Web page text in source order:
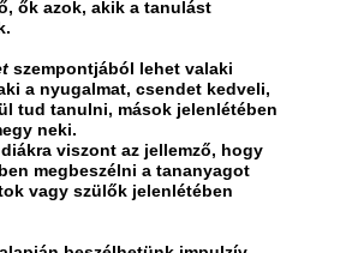
ők azok, akik a tanulást
szempontjából lehet valaki
a nyugalmat, csendet kedve­li,
tud tanulni, mások jelen­létében
neki.
viszont az jellemző, hogy
megbeszélni a tananyagot
vagy szülők jelenlétében